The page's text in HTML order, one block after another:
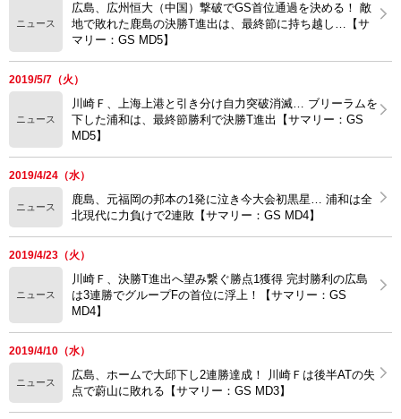
ニュース
広島、広州恒大（中国）撃破でGS首位通過を決める！ 敵
地で敗れた鹿島の決勝T進出は、最終節に持ち越し…【サ
マリー：GS MD5】
2019/5/7（火）
ニュース
川崎Ｆ、上海上港と引き分け自力突破消滅… ブリーラムを
下した浦和は、最終節勝利で決勝T進出【サマリー：GS
MD5】
2019/4/24（水）
ニュース
鹿島、元福岡の邦本の1発に泣き今大会初黒星… 浦和は全
北現代に力負けで2連敗【サマリー：GS MD4】
2019/4/23（火）
ニュース
川崎Ｆ、決勝T進出へ望み繋ぐ勝点1獲得 完封勝利の広島
は3連勝でグループFの首位に浮上！【サマリー：GS
MD4】
2019/4/10（水）
ニュース
広島、ホームで大邱下し2連勝達成！ 川崎Ｆは後半ATの失
点で蔚山に敗れる【サマリー：GS MD3】